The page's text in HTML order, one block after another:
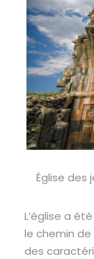
Église des
L’église a
le chemin
des